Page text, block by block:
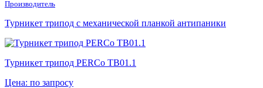
Производитель
Турникет трипод с механической планкой антипаники
Турникет трипод PERCo TB01.1
Цена: по запросу